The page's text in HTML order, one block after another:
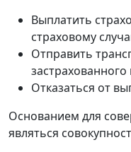
Выплатить
страховому
Отправить
Отказаться от
Основанием для
являться